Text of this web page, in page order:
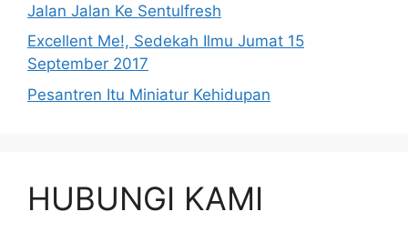
Jalan Jalan Ke Sentulfresh
Excellent Me!, Sedekah Ilmu Jumat 15
September 2017
Pesantren Itu Miniatur Kehidupan
HUBUNGI KAMI